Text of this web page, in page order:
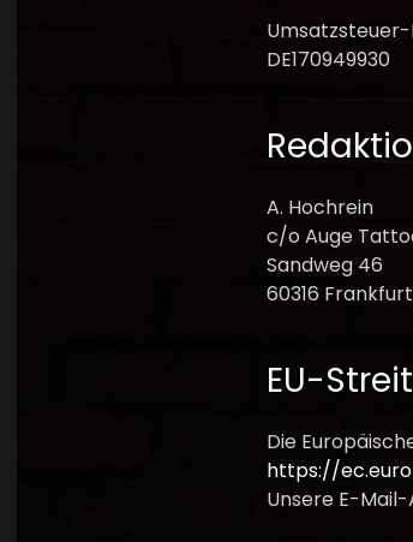
DE170949930
A. Hochrein
c/o Auge
Sandweg 46
60316 Frankfurt
EU-
Die
https://
Unsere E-